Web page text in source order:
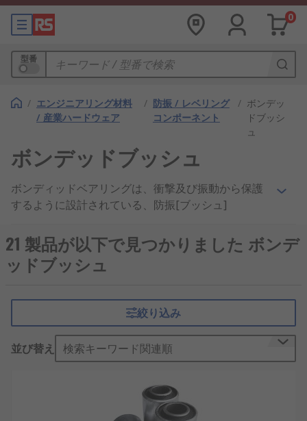
0
型番
/ エンジニアリング材料
/ 産業ハードウェア
/ 防振 / レベリング
コンポーネント
/ ボンデッ
ドブッシ
ュ
ボンデッドブッシュ
ボンディッドベアリングは、衝撃及び振動から保護
するように設計されている、防振[ブッシュ]
transmission/power-transmission-bushes-
collars/" ""/web/c/pneumatics-hydraulics-power-
transmission/power-transmission-bushes-
摩耗を防ぎ、潤滑の必要性をなくし、低メンテナン
スになるように設計されています。
ボンディッドベアリングはどのように機能するので
ボンディッドベアリングは、操作中に高荷重を支え
ながら、高周波を除去することで機能します。一般
21 製品が以下で見つかりました ボンデ
ッドブッシュ
絞り込み
並び替え 検索キーワード関連順